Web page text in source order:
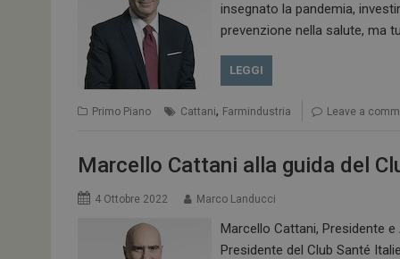
insegnato la pandemia,
prevenzione nella salute, ma
LEGGI
Primo Piano Cattani, Farmindustria Leave a
Marcello Cattani alla guida del
4 Ottobre 2022 Marco Landucci
Marcello Cattani, Presidente
Presidente del Club Santé
tracking-sites-